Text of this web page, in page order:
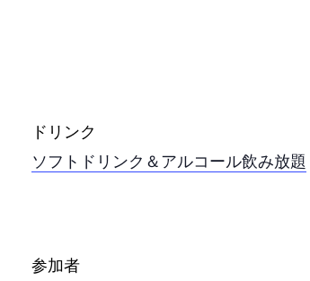
ドリンク
ソフトドリンク＆アルコール飲み放題
参加者